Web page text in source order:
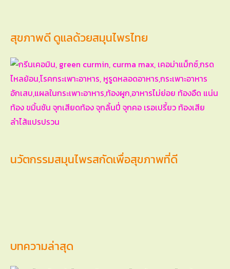
สุขภาพดี ดูแลด้วยสมุนไพรไทย
นวัตกรรมสมุนไพรสกัดเพื่อสุขภาพที่ดี
บทความล่าสุด